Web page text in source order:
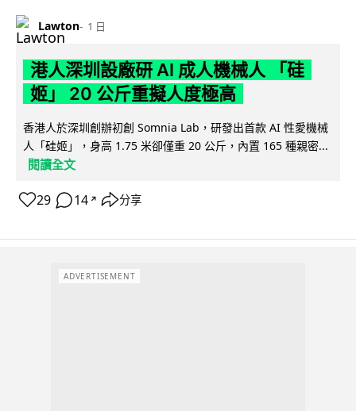
Lawton 1 日
港人深圳設廠研 AI 成人機械人 「硅
姬」 20 公斤重擬人度極高
香港人於深圳創辦初創 Somnia Lab，研發出首款 AI 性愛機械
人「硅姬」，身高 1.75 米卻僅重 20 公斤，內置 165 種親密...
閱讀全文
29 14 ↗ 分享
ADVERTISEMENT